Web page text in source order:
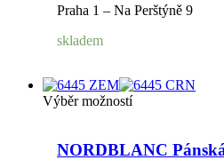
Praha 1 – Na Perštýně 9
skladem
Výběr možností
NORDBLANC